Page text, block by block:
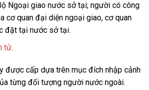
Ngoại giao nước sở tại; người có công
cơ quan đại diện ngoại giao, cơ quan
đặt tại nước sở tại.
tử.
được cấp dựa trên mục đích nhập cảnh
từng đối tượng người nước ngoài.